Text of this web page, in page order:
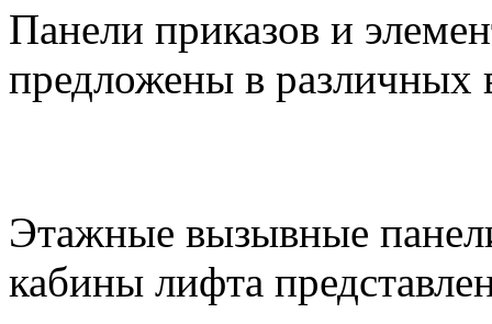
Панели приказов и
предложены в различных
Этажные вызывные
кабины лифта